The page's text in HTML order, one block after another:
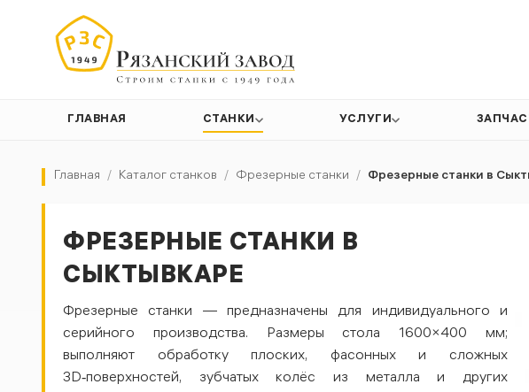
ГЛАВНАЯ СТАНКИ УСЛУГИ
Главная / Каталог станков / Фрезерные станки / Фрезерные станки в
ФРЕЗЕРНЫЕ СТАНКИ В
СЫКТЫВКАРЕ
Фрезерные станки — предназначены для индивидуального и
серийного производства. Размеры стола 1600×400 мм;
выполняют обработку плоских, фасонных и сложных
3D‑поверхностей, зубчатых колёс из металла и других